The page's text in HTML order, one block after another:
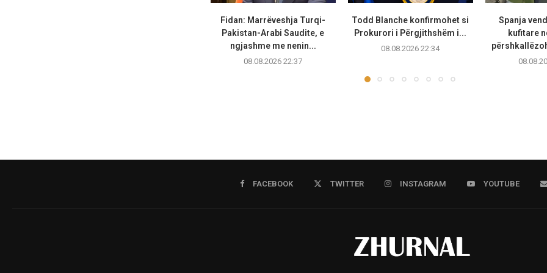
Fidan: Marrëveshja Turqi-
Pakistan-Arabi Saudite, e
ngjashme me nenin...
08.08.2026 22:37
Todd Blanche konfirmohet si
Prokurori i Përgjithshëm i...
08.08.2026 22:34
Spanja
kufitare
FACEBOOK TWITTER INSTAGRAM YOUTUBE